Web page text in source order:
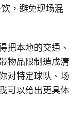
，避免现场混
把本地的交通、
物品限制造成清
对特定球队、场
可以给出更具体